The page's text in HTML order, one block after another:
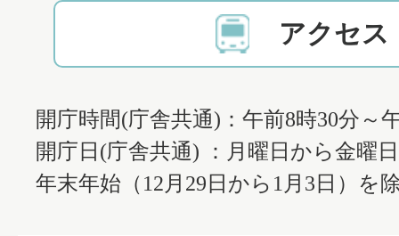
アクセス
開庁時間(庁舎共通)：午前8時30分～
開庁日(庁舎共通) ：月曜日から金曜
年末年始（12月29日から1月3日）を